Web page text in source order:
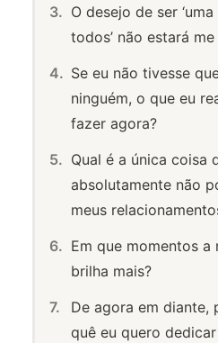
O desejo de ser
todos’ não estará
Se eu não tivesse
ninguém, o que eu
fazer agora?
Qual é a única coisa
absolutamente não
meus
Em que momentos a
brilha mais?
De agora em diante,
quê eu quero